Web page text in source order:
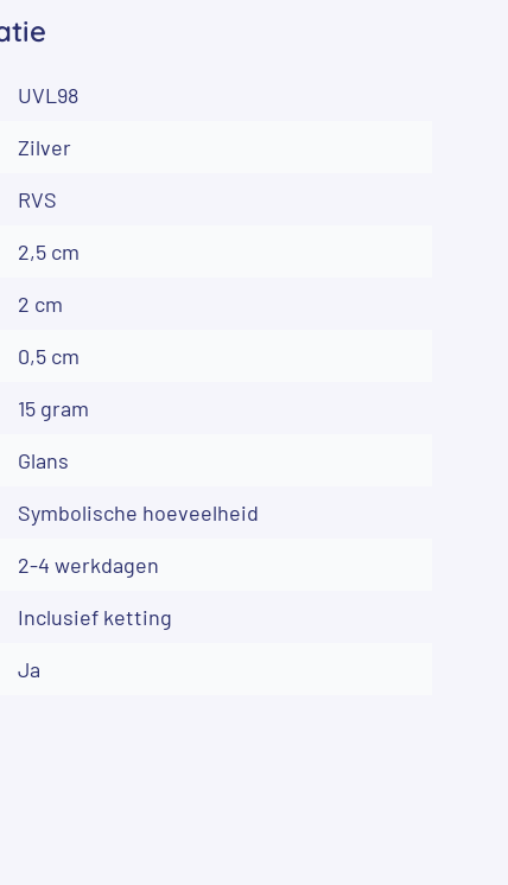
UVL98
Zilver
RVS
2,5 cm
2 cm
0,5 cm
15 gram
Glans
Symbolische hoeveelheid
2-4 werkdagen
Inclusief ketting
Ja